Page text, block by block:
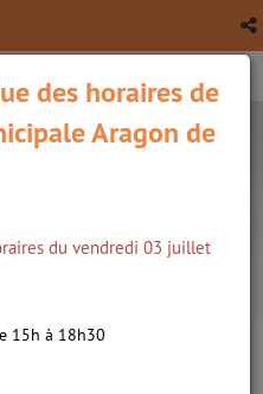
recherche avancée
des horaires de
Aragon de
du vendredi 03 juillet
15h à 18h30